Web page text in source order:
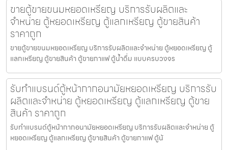
ขายตู้ขายขนมหยอดเหรียญ​ บริการรับผลิตและ
จำหน่าย ตู้หยอดเหรียญ ตู้แลกเหรียญ ตู้ขายสินค้า
ราคาถูก
ขายตู้ขายขนมหยอดเหรียญ​ บริการรับผลิตและจำหน่าย ตู้หยอดเหรียญ ตู้
แลกเหรียญ ตู้ขายสินค้า ตู้ขายกาแฟ ตู้น้ำดื่ม แบบครบวงจร
รับทำแบรนด์ตู้หน้ากากอนามัยหยอดเหรียญ​​ บริการรับ
ผลิตและจำหน่าย ตู้หยอดเหรียญ ตู้แลกเหรียญ ตู้ขาย
สินค้า ราคาถูก
รับทำแบรนด์ตู้หน้ากากอนามัยหยอดเหรียญ​​ บริการรับผลิตและจำหน่าย ตู้
หยอดเหรียญ ตู้แลกเหรียญ ตู้ขายสินค้า ตู้ขายกาแฟ ตู้น้